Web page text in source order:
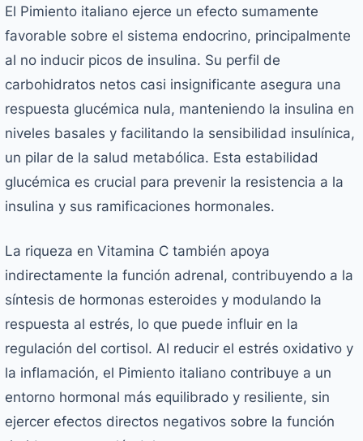
El Pimiento italiano ejerce un efecto sumamente
favorable sobre el sistema endocrino, principalmente
al no inducir picos de insulina. Su perfil de
carbohidratos netos casi insignificante asegura una
respuesta glucémica nula, manteniendo la insulina en
niveles basales y facilitando la sensibilidad insulínica,
un pilar de la salud metabólica. Esta estabilidad
glucémica es crucial para prevenir la resistencia a la
insulina y sus ramificaciones hormonales.
La riqueza en Vitamina C también apoya
indirectamente la función adrenal, contribuyendo a la
síntesis de hormonas esteroides y modulando la
respuesta al estrés, lo que puede influir en la
regulación del cortisol. Al reducir el estrés oxidativo y
la inflamación, el Pimiento italiano contribuye a un
entorno hormonal más equilibrado y resiliente, sin
ejercer efectos directos negativos sobre la función